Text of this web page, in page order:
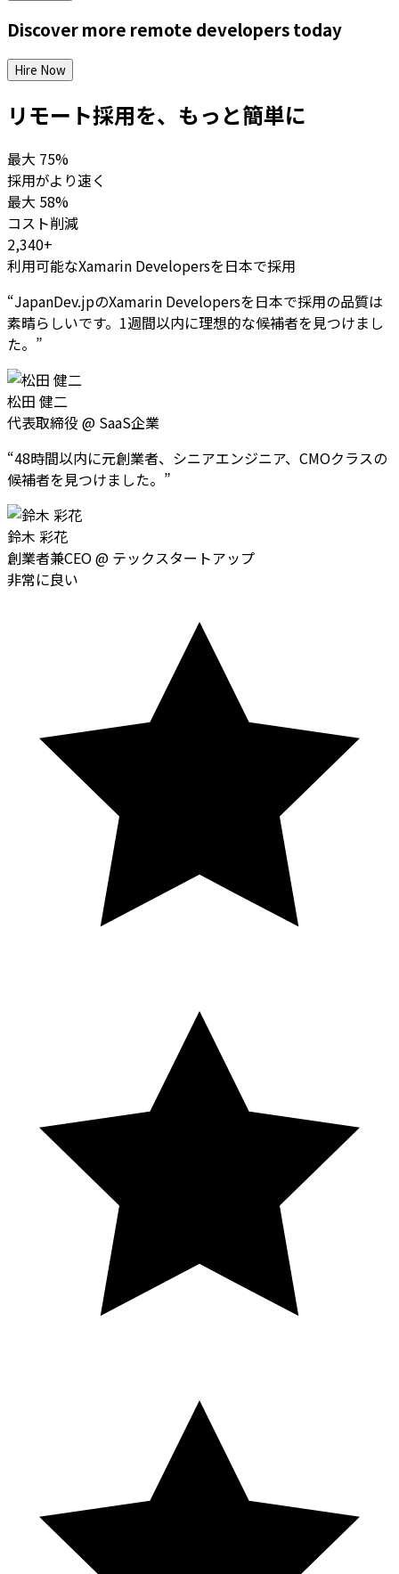
Discover more remote developerstoday
Hire Now
リモート採用を、もっと簡単に
最大 75%
採用がより速く
最大 58%
コスト削減
2,340+
利用可能なXamarin Developersを日本で採用
“JapanDev.jpのXamarin Developersを日本で採用の品質は
素晴らしいです。1週間以内に理想的な候補者を見つけまし
た。 ”
松田 健二
代表取締役 @ SaaS企業
“48時間以内に元創業者、シニアエンジニア、CMOクラスの
候補者を見つけました。 ”
鈴木 彩花
創業者兼CEO@ テックスタートアップ
非常に良い